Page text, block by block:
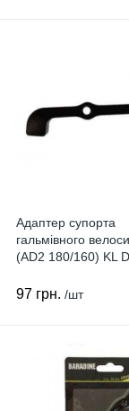
Адаптер супорта
гальмівного
(AD2 180/160) KL
97 грн. /шт